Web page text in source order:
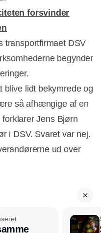
forsvinder
transportfirmaet DSV
begynder
blive lidt bekymrede og
så afhængige af en
Jens Bjørn
i DSV. Svaret var nej.
ud over